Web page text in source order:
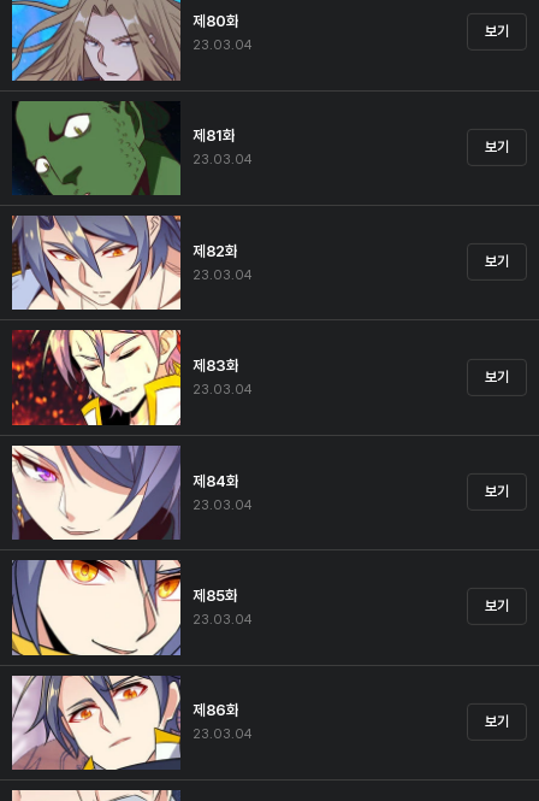
제80화
23.03.04
보기
제81화
23.03.04
보기
제82화
23.03.04
보기
제83화
23.03.04
보기
제84화
23.03.04
보기
제85화
23.03.04
보기
제86화
23.03.04
보기